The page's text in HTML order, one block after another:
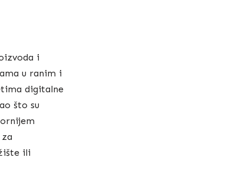
i
u ranim i
digitalne
što su
ili